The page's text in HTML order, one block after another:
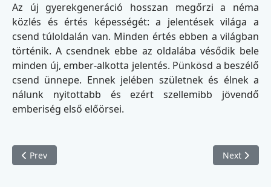
Az új gyerekgeneráció hosszan megőrzi a néma
közlés és értés képességét: a jelentések világa a
csend túloldalán van. Minden értés ebben a világban
történik. A csendnek ebbe az oldalába vésődik bele
minden új, ember-alkotta jelentés. Pünkösd a beszélő
csend ünnepe. Ennek jelében születnek és élnek a
nálunk nyitottabb és ezért szellemibb jövendő
emberiség első előörsei.
Previous article: A titok
Prev Next
Next